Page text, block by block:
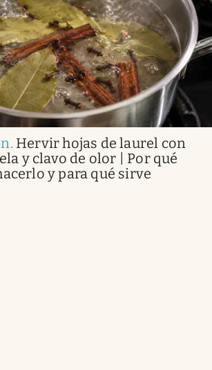
. Hervir hojas de laurel con
y clavo de olor | Por qué
y para qué sirve